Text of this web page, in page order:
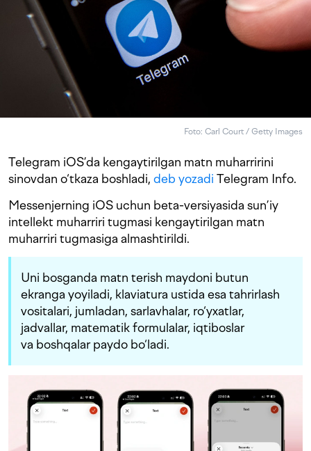
Foto: Carl Court / Getty Images
Telegram iOS’da kengaytirilgan matn muharririni
sinovdan o‘tkaza boshladi, deb yozadi Telegram Info.
Messenjerning iOS uchun beta-versiyasida sun’iy
intellekt muharriri tugmasi kengaytirilgan matn
muharriri tugmasiga almashtirildi.
Uni bosganda matn terish maydoni butun
ekranga yoyiladi, klaviatura ustida esa tahrirlash
vositalari, jumladan, sarlavhalar, ro‘yxatlar,
jadvallar, matematik formulalar, iqtiboslar
va boshqalar paydo bo‘ladi.